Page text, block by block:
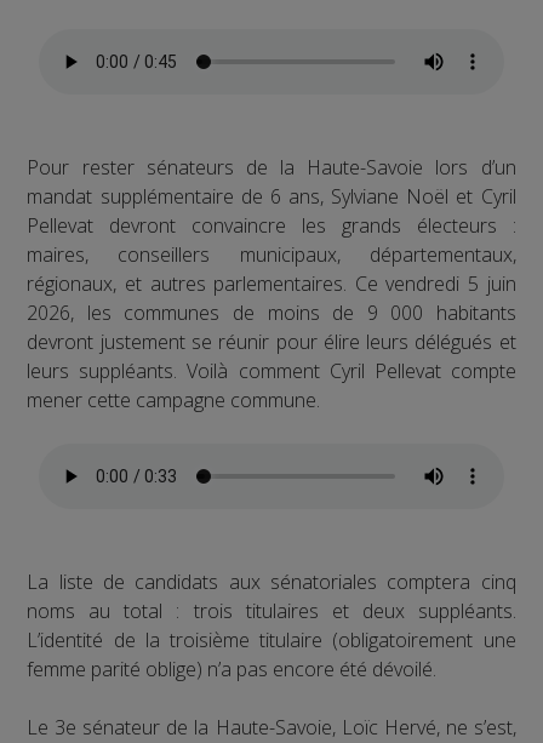
Pour rester sénateurs de la Haute-Savoie lors d’un
mandat supplémentaire de 6 ans, Sylviane Noël et Cyril
Pellevat devront convaincre les grands électeurs :
maires, conseillers municipaux, départementaux,
régionaux, et autres parlementaires. Ce vendredi 5 juin
2026, les communes de moins de 9 000 habitants
devront justement se réunir pour élire leurs délégués et
leurs suppléants. Voilà comment Cyril Pellevat compte
mener cette campagne commune.
La liste de candidats aux sénatoriales comptera cinq
noms au total : trois titulaires et deux suppléants.
L’identité de la troisième titulaire (obligatoirement une
femme parité oblige) n’a pas encore été dévoilé.
Le 3e sénateur de la Haute-Savoie, Loïc Hervé, ne s’est,